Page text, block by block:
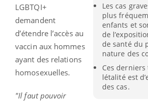
Les cas
plus
enfants et
de
de santé du
nature des
Ces
létalité est
des cas.
LGBTQI+
demandent
d’étendre l’accès au
vaccin aux hommes
ayant des relations
homosexuelles.
"Il faut pouvoir